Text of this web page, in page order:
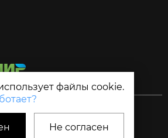
файлы cookie.
Не согласен